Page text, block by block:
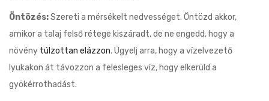
Öntözés:Szereti a mérsékelt nedvességet. Öntözd akkor,
amikor a talaj felső rétege kiszáradt, de ne engedd, hogy a
növény túlzottan elázzon. Ügyelj arra, hogy a vízelvezető
lyukakon át távozzon a felesleges víz, hogy elkerüld a
gyökérrothadást.